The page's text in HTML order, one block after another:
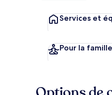
Services et
Pour la famille